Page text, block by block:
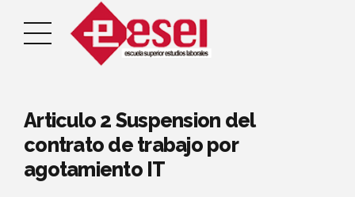
Articulo 2 Suspension del
contrato de trabajo por
agotamiento IT